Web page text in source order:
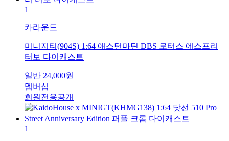
1
카라운드
미니지티(904S) 1:64 애스턴마틴 DBS 로터스 에스프리
터보 다이캐스트
일반 24,000원
멤버십
회원전용공개
1